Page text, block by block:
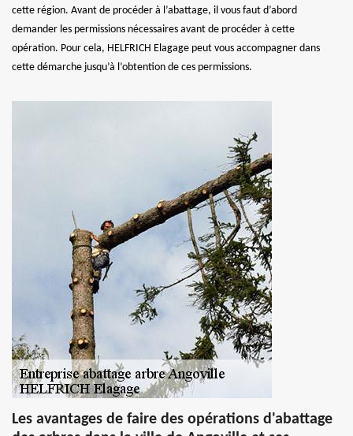
cette région. Avant de procéder à l’abattage, il vous faut d’abord
demander les permissions nécessaires avant de procéder à cette
opération. Pour cela, HELFRICH Elagage peut vous accompagner dans
cette démarche jusqu’à l’obtention de ces permissions.
Les avantages de faire des opérations d'abattage